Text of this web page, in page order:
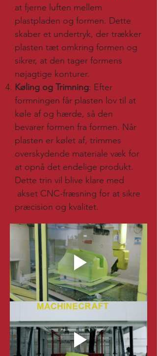
at fjerne luften mellem
plastpladen og formen. Dette
skaber et undertryk, der trækker
plasten tæt omkring formen og
sikrer, at den tager formens
nøjagtige konturer.
Køling og Trimning: Efter
formningen får plasten lov til at
køle af og hærde, så den
bevarer formen fra formen. Når
plasten er kølet af, trimmes
overskydende materiale væk for
at opnå det endelige produkt.
Dette trin vil blive klare med
akset CNC-fræsning for at sikre
præcision og kvalitet.